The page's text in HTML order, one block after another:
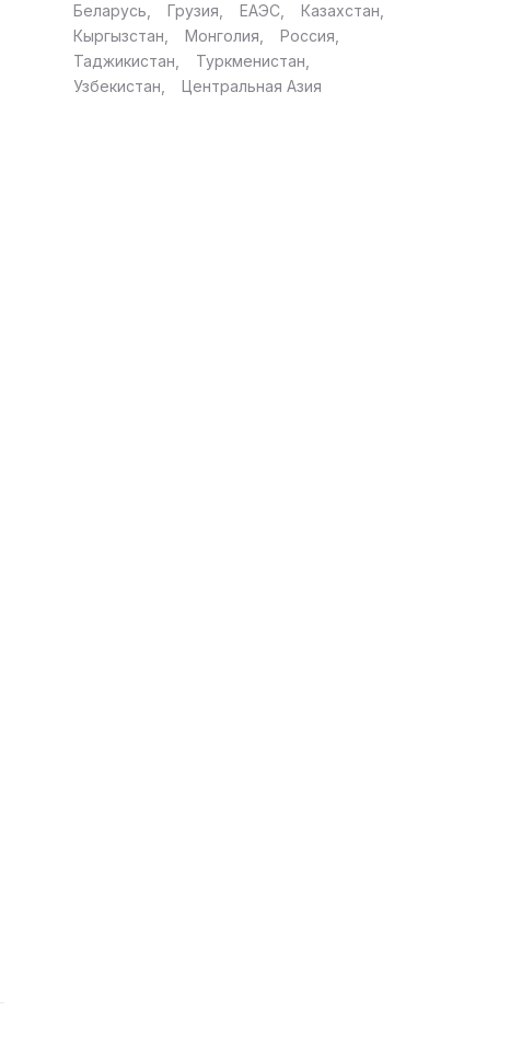
Беларусь
Грузия ЕАЭС
Казахстан
Кыргызстан
Монголия
Россия
Таджикистан
Туркменистан
Узбекистан
Центральная Азия